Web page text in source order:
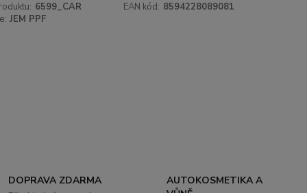
6599_CAR EAN kód: 8594228089081
JEM PPF
DOPRAVA ZDARMA
AUTOKOSMETIKA A